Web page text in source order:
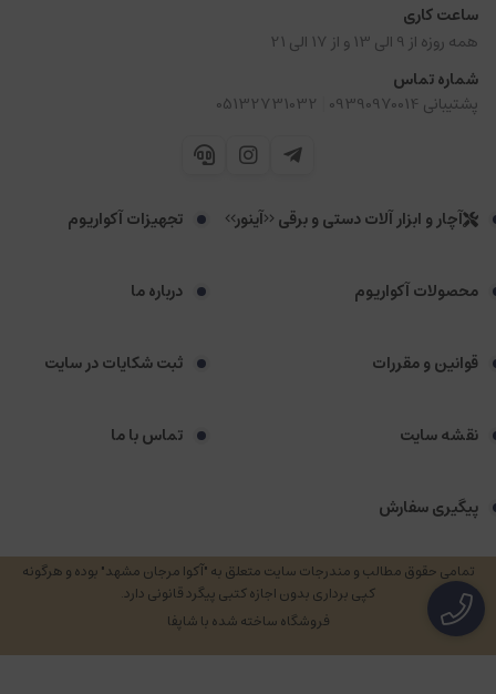
ساعت کاری
همه روزه از 9 الی 13 و از 17 الی 21
شماره تماس
پشتیبانی 09390970014
05132731032
آچار و ابزار آلات دستی و برقی <<آینور>> تجهیزات آکواریوم
محصولات آکواریوم درباره ما
قوانین و مقررات ثبت شکایات در سایت
نقشه سایت تماس با ما
پیگیری سفارش
تمامی حقوق مطالب و مندرجات سایت متعلق به "آکوا مرجان مشهد" بوده و هرگونه
کپی برداری بدون اجازه کتبی پیگرد قانونی دارد.
فروشگاه ساخته شده با شاپفا